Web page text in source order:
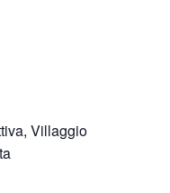
Villaggio